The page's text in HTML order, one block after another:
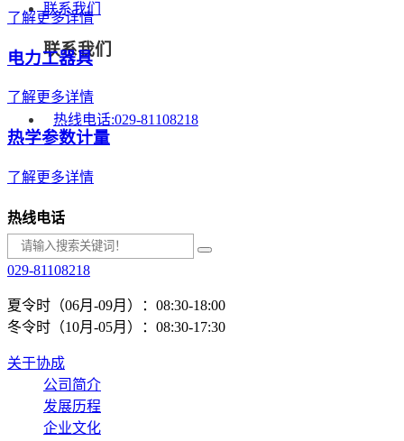
联系我们
联系我们
热线电话:029-81108218
了解更多详情
电力工器具
了解更多详情
热学参数计量
了解更多详情
热线电话
029-81108218
夏令时（06月-09月）：08:30-18:00
冬令时（10月-05月）：08:30-17:30
关于协成
公司简介
发展历程
企业文化